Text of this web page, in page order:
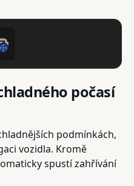
počasí
podmínkách,
vozidla. Kromě
spustí zahřívání